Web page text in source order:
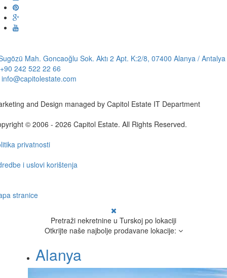
Mah. Goncaoğlu Sok. Aktı 2 Apt. K:2/8, 07400 Alanya / Antalya
242 522 22 66
info@capitolestate.com
and Design managed by Capitol Estate IT Department
© 2006 - 2026 Capitol Estate. All Rights Reserved.
privatnosti
i uslovi korištenja
stranice
Pretraži nekretnine u Turskoj po lokaciji
Otkrijte naše najbolje prodavane lokacije:
Alanya